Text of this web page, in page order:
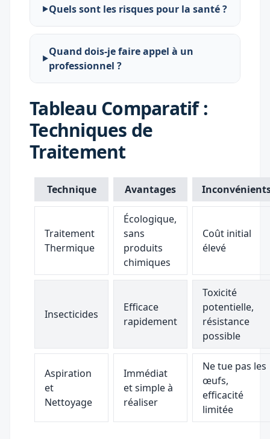
Quels sont les risques pour la santé ?
Quand dois-je faire appel à un
professionnel ?
Tableau Comparatif :
Techniques de
Traitement
Technique Avantages
Traitement
Thermique
Écologique,
sans
produits
chimiques
Coût initial
élevé
Insecticides
Efficace
rapidement
Toxicité
potentielle,
résistance
possible
Aspiration
et
Nettoyage
Immédiat
et simple à
réaliser
Ne tue pas les
œufs,
efficacité
limitée